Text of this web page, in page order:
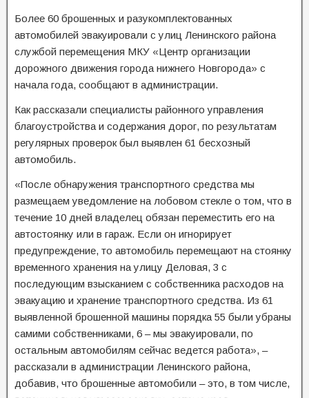
Более 60 брошенных и разукомплектованных
автомобилей эвакуировали с улиц Ленинского района
службой перемещения МКУ «Центр организации
дорожного движения города нижнего Новгорода» с
начала года, сообщают в администрации.
Как рассказали специалисты районного управления
благоустройства и содержания дорог, по результатам
регулярных проверок был выявлен 61 бесхозный
автомобиль.
«После обнаружения транспортного средства мы
размещаем уведомление на лобовом стекле о том, что в
течение 10 дней владелец обязан переместить его на
автостоянку или в гараж. Если он игнорирует
предупреждение, то автомобиль перемещают на стоянку
временного хранения на улицу Деловая, 3 с
последующим взысканием с собственника расходов на
эвакуацию и хранение транспортного средства. Из 61
выявленной брошенной машины порядка 55 были убраны
самими собственниками, 6 – мы эвакуировали, по
остальным автомобилям сейчас ведется работа», –
рассказали в администрации Ленинского района,
добавив, что брошенные автомобили – это, в том числе,